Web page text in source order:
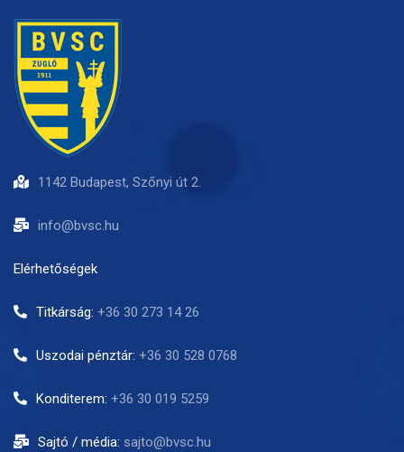
1142 Budapest, Szőnyi út 2.
info@bvsc.hu
Elérhetőségek
Titkárság: +36 30 273 14 26
Uszodai pénztár: +36 30 528 0768
Konditerem: +36 30 019 5259
Sajtó / média: sajto@bvsc.hu